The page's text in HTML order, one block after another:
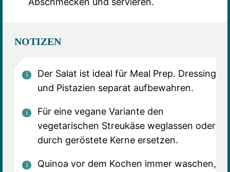
NOTIZEN
Der Salat ist ideal für Meal Prep. Dressing
und Pistazien separat aufbewahren.
Für eine vegane Variante den
vegetarischen Streukäse weglassen oder
durch geröstete Kerne ersetzen.
Quinoa vor dem Kochen immer waschen,